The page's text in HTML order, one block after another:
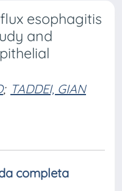
esophagitis
and
; TADDEI, GIAN
completa